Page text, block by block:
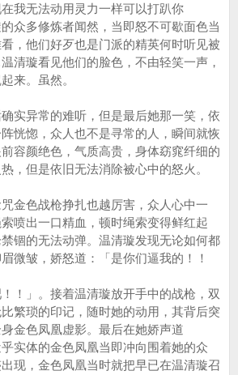
我无法动用灵力一样可以打趴你
众多修炼者闻然，当即怒不可歇面色当
，他们好歹也是门派的精英何时听见被
清璇看见他们的脸色，不由轻笑一声，
来。虽然。
异常的难听，但是最后她那一笑，依
恍惚，众人也不是寻常的人，瞬间就恢
容颜绝色，气质高贵，身体窈窕纤细的
，但是依旧无法消除被心中的怒火。
色战枪挣扎也越厉害，众人心中一
喷出一口精血，顿时绳索变得鲜红起
锢的无法动弹。温清璇发现无论如何都
微皱，娇怒道：「是你们逼我的！！
」。接着温清璇放开手中的战枪，双
繁琐的印记，随时她的动用，其背后突
金色凤凰虚影。最后在她娇声道
乎实体的金色凤凰当即冲向围着她的众
现，金色凤凰当时就把早已在温清璇召